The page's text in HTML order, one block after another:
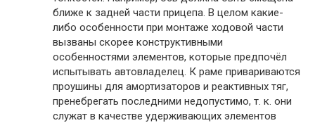
ближе к задней части прицепа. В целом какие-
либо особенности при монтаже ходовой части
вызваны скорее конструктивными
особенностями элементов, которые предпочёл
испытывать автовладелец. К раме привариваются
проушины для амортизаторов и реактивных тяг,
пренебрегать последними недопустимо, т. к. они
служат в качестве удерживающих элементов